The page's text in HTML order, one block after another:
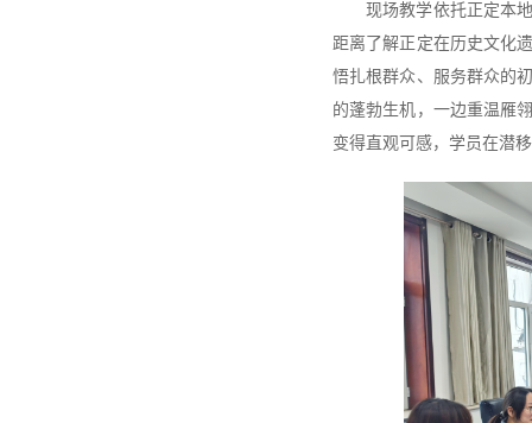
现场教学依托正定本
距离了解正定在历史文化
悟扎根群众、服务群众的
的蓬勃生机，一边重温雁
变得直观可感，学员在潜